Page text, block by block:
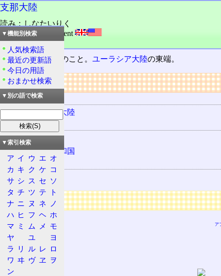
支那大陸
読み：しなたいりく
外語：China continent
品詞：その他地名
支那のある大陸 のこと。ユーラシア大陸の東端。
リンク
所属する地域
ユーラシア大陸
存在した国家
中華民国
中華人民共和国
関連する地理
支那
広告
ア
▼機能別検索
人気検索語
最近の更新語
今日の用語
おまかせ検索
▼別の語で検索
▼索引検索
ア イ ウ エ オ
カ キ ク ケ コ
サ シ ス セ ソ
タ チ ツ テ
ト
ナ ニ ヌ ネ
ノ
ハ ヒ フ ヘ ホ
マ ミ ム メ
モ
ヤ
ユ
ヨ
ラ
リ ル レ ロ
ワ ヰ ヴ ヱ
ヲ
ン